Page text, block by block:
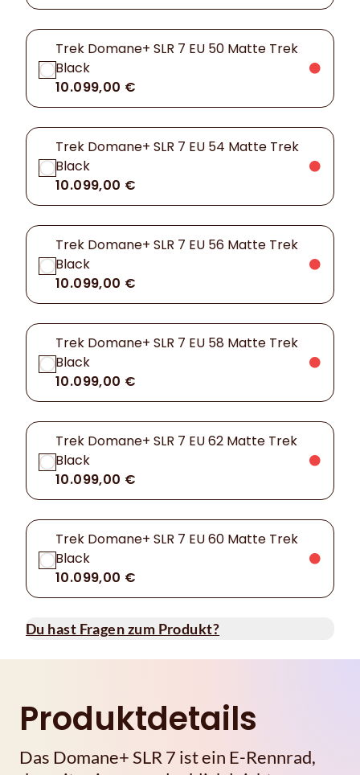
Trek Domane+ SLR 7 EU 50 Matte Trek
Black
10.099,00 €
Trek Domane+ SLR 7 EU 54 Matte Trek
Black
10.099,00 €
Trek Domane+ SLR 7 EU 56 Matte Trek
Black
10.099,00 €
Trek Domane+ SLR 7 EU 58 Matte Trek
Black
10.099,00 €
Trek Domane+ SLR 7 EU 62 Matte Trek
Black
10.099,00 €
Trek Domane+ SLR 7 EU 60 Matte Trek
Black
10.099,00 €
Du hast Fragen zum Produkt?
Produktdetails
Das Domane+ SLR 7 ist ein E-Rennrad,